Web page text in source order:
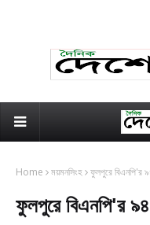
Home ময়মনসিংহ ফুলপুরে বিএনপি'র
ফুলপুরে বিএনপি'র ৯৪